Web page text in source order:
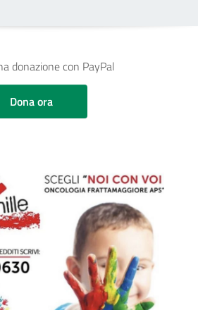
donazione con PayPal
Dona ora